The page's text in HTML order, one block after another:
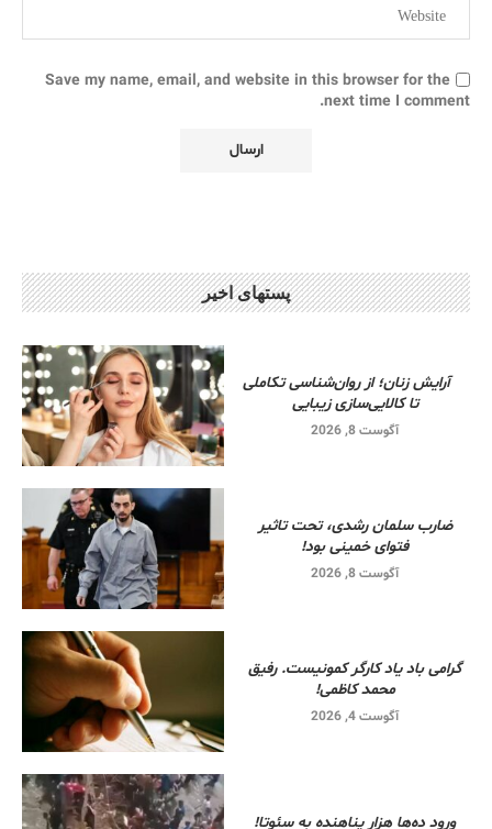
Save my name, email, and website in this browser for the
next time I comment.
پستهای اخیر
آرایش زنان؛ از روان‌شناسی تکاملی
تا کالایی‌سازی زیبایی
آگوست 8, 2026
ضارب سلمان رشدی، تحت تاثیر
فتوای خمینی بود!
آگوست 8, 2026
گرامی باد یاد کارگر کمونیست. رفیق
محمد کاظمی!
آگوست 4, 2026
ورود ده‌ها هزار پناهنده به سئوتا!